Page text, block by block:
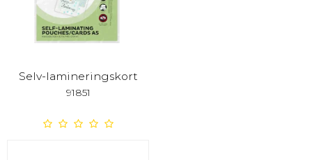
Selv-lamineringskort
91851